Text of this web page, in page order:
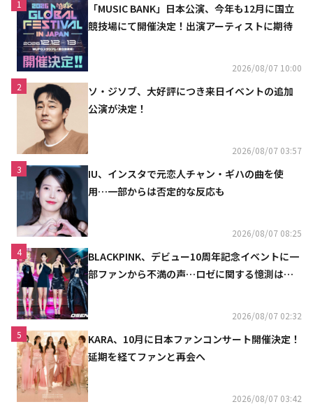
1
「MUSIC BANK」日本公演、今年も12月に国立
競技場にて開催決定！出演アーティストに期待
2026/08/07 10:00
2
ソ・ジソブ、大好評につき来日イベントの追加
公演が決定！
2026/08/07 03:57
3
IU、インスタで元恋人チャン・ギハの曲を使
用…一部からは否定的な反応も
2026/08/07 08:25
4
BLACKPINK、デビュー10周年記念イベントに一
部ファンから不満の声…ロゼに関する憶測は否
2026/08/07 02:32
5
KARA、10月に日本ファンコンサート開催決定！
延期を経てファンと再会へ
2026/08/07 03:42